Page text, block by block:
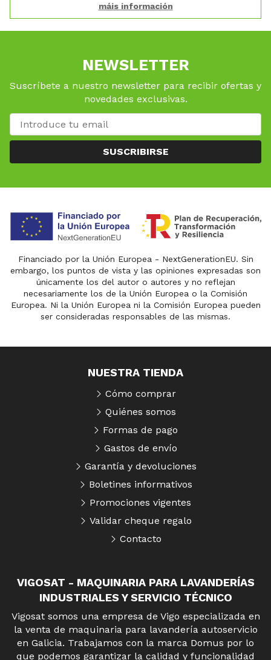
máis información
NEWSLETTER
Suscríbete a nuestro newsletter para recibir ofertas y
novedades exclusivas.
SUSCRIBIRSE
Financiado por la Unión Europea - NextGenerationEU. Sin
embargo, los puntos de vista y las opiniones expresadas son
únicamente los del autor o autores y no reflejan
necesariamente los de la Unión Europea o la Comisión
Europea. Ni la Unión Europea ni la Comisión Europea pueden
ser consideradas responsables de las mismas.
VIGOSAT - MAQUINARIA PARA LAVANDERÍAS
INDUSTRIALES Y SERVICIO TÉCNICO
Vigosat somos una empresa de Vigo especializada en
la venta de maquinaria para lavandería autoservicio
en Galicia. Trabajamos con la marca Domus por lo
que podemos garantizar la calidad y funcionalidad
NUESTRA TIENDA
Cómo comprar
Quiénes somos
Formas de pago
Gastos de envío
Garantía y devoluciones
Boletines informativos
Promociones vigentes
Validar cheque regalo
Contacto